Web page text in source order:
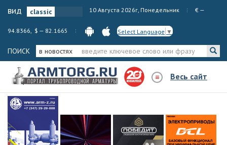
вид 10 Августа 2026г, Понедельник € —
94.8366, $ — 82.1665 Select Language ▼
ПОИСК в новостях
Весь сайт